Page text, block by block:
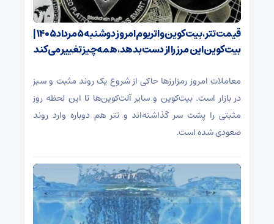
قیمت تتر، بیت‌کوین و اتریوم امروز دوشنبه ۵ مرداد ۱۴۰۵ |
بیت‌کوین این مرز را از دست بدهد، همه‌چیز تغییر می‌کند
معاملات امروز رمزارز‌ها حاکی از شروع یک روند مثبت و سبز
در بازار است. بیت‌کوین و سایر آلت‌کوین‌ها تا این لحظه روز
مثبتی را پشت سر گذاشته‌اند و تتر هم دوباره وارد روند
صعودی شده است.